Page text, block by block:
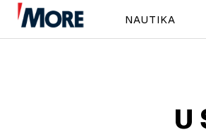
NAUTIKA
U